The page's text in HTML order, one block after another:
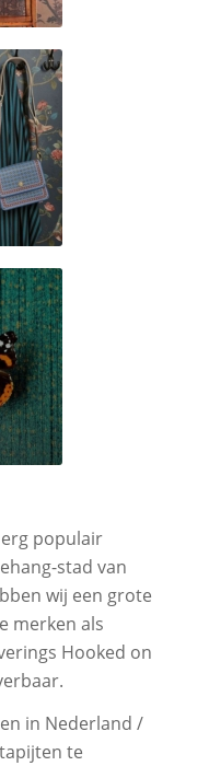
populair
stad van
wij een grote
merken als
Hooked on
in Nederland /
te